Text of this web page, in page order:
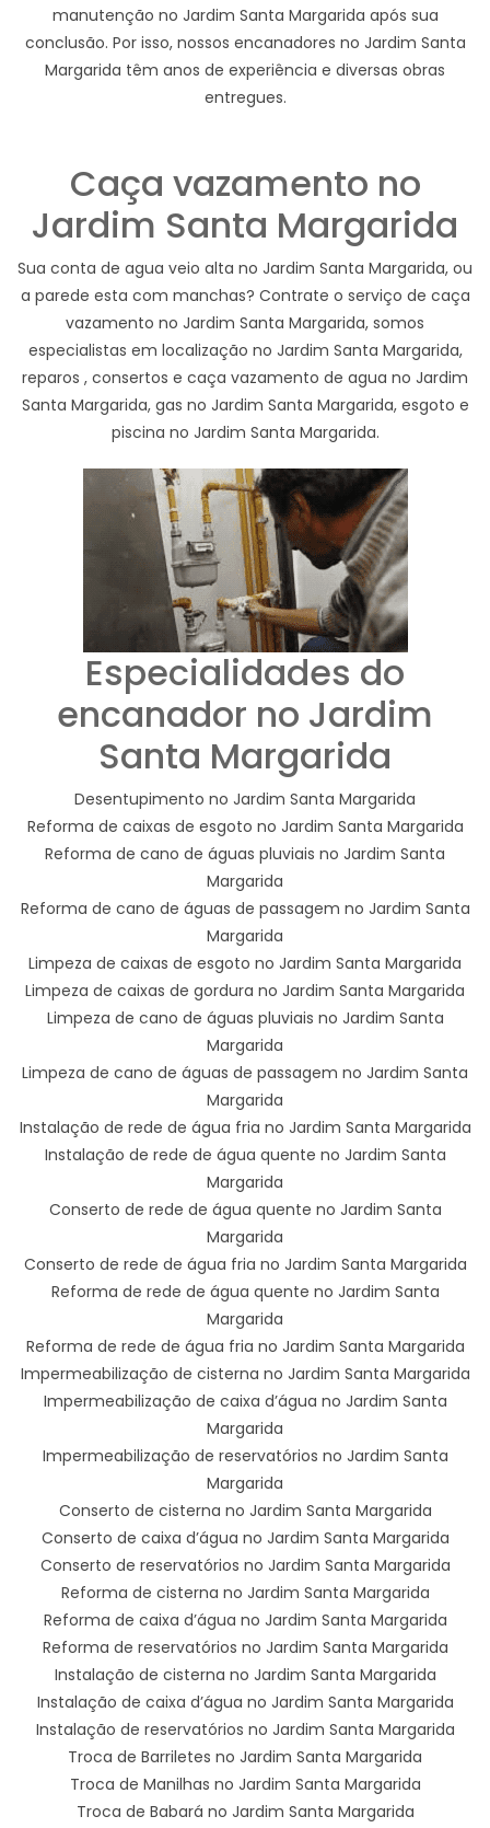
manutenção no Jardim Santa Margarida após sua
conclusão. Por isso, nossos encanadores no Jardim Santa
Margarida têm anos de experiência e diversas obras
entregues.
Caça vazamento no
Jardim Santa Margarida
Sua conta de agua veio alta no Jardim Santa Margarida, ou
a parede esta com manchas? Contrate o serviço de caça
vazamento no Jardim Santa Margarida, somos
especialistas em localização no Jardim Santa Margarida,
reparos , consertos e caça vazamento de agua no Jardim
Santa Margarida, gas no Jardim Santa Margarida, esgoto e
piscina no Jardim Santa Margarida.
Especialidades do
encanador no Jardim
Santa Margarida
Desentupimento no Jardim Santa Margarida
Reforma de caixas de esgoto no Jardim Santa Margarida
Reforma de cano de águas pluviais no Jardim Santa
Margarida
Reforma de cano de águas de passagem no Jardim Santa
Margarida
Limpeza de caixas de esgoto no Jardim Santa Margarida
Limpeza de caixas de gordura no Jardim Santa Margarida
Limpeza de cano de águas pluviais no Jardim Santa
Margarida
Limpeza de cano de águas de passagem no Jardim Santa
Margarida
Instalação de rede de água fria no Jardim Santa Margarida
Instalação de rede de água quente no Jardim Santa
Margarida
Conserto de rede de água quente no Jardim Santa
Margarida
Conserto de rede de água fria no Jardim Santa Margarida
Reforma de rede de água quente no Jardim Santa
Margarida
Reforma de rede de água fria no Jardim Santa Margarida
Impermeabilização de cisterna no Jardim Santa Margarida
Impermeabilização de caixa d’água no Jardim Santa
Margarida
Impermeabilização de reservatórios no Jardim Santa
Margarida
Conserto de cisterna no Jardim Santa Margarida
Conserto de caixa d’água no Jardim Santa Margarida
Conserto de reservatórios no Jardim Santa Margarida
Reforma de cisterna no Jardim Santa Margarida
Reforma de caixa d’água no Jardim Santa Margarida
Reforma de reservatórios no Jardim Santa Margarida
Instalação de cisterna no Jardim Santa Margarida
Instalação de caixa d’água no Jardim Santa Margarida
Instalação de reservatórios no Jardim Santa Margarida
Troca de Barriletes no Jardim Santa Margarida
Troca de Manilhas no Jardim Santa Margarida
Troca de Babará no Jardim Santa Margarida